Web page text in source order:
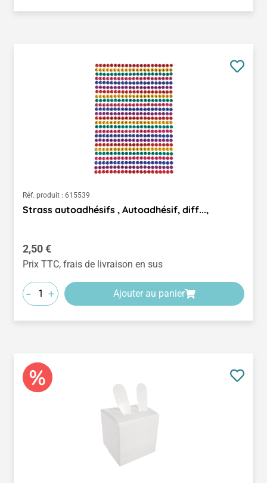
Réf. produit : 615539
Strass autoadhésifs , Autoadhésif, diff...,
Prix régulier :
2,50 €
Prix TTC, frais de livraison en sus
- + Ajouter au panier